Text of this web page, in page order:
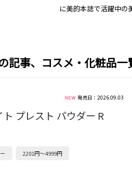
に美的本誌で活躍中の
記事、コスメ・化粧品一
発売日：2026.09.03
プレスト パウダー R
2201円～4999円